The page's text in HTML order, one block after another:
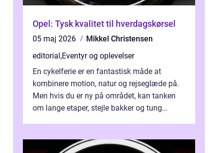
Opel: Tysk kvalitet til hverdagskørsel
05 maj 2026
Mikkel Christensen
editorial ,Eventyr og oplevelser
En cykelferie er en fantastisk måde at
kombinere motion, natur og rejseglæde på.
Men hvis du er ny på området, kan tanken
om lange etaper, stejle bakker og tung